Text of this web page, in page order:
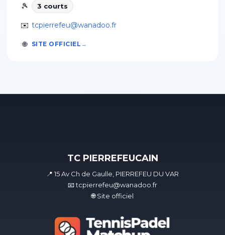
🎾 3 courts
✉️ tcpierrefeu@wanadoo.fr
🌐 SITE OFFICIEL
TC PIERREFEUCAIN
📍 15 Av Ch de Gaulle, PIERREFEU DU VAR
📧 tcpierrefeu@wanadoo.fr
🌐 Site officiel